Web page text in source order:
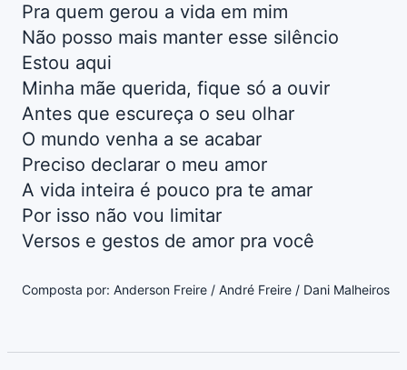
Pra quem gerou a vida em mim
Não posso mais manter esse silêncio
Estou aqui
Minha mãe querida, fique só a ouvir
Antes que escureça o seu olhar
O mundo venha a se acabar
Preciso declarar o meu amor
A vida inteira é pouco pra te amar
Por isso não vou limitar
Versos e gestos de amor pra você
Composta por: Anderson Freire / André Freire / Dani Malheiros